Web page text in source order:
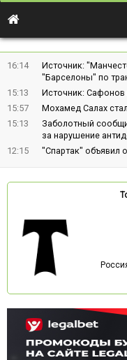
16:14
Источник:
"Барселоны" по
15:13
Источник:
15:57
Мохамед Салах
15:13
Заболотный
за нарушение
12:15
"Спартак" объявил